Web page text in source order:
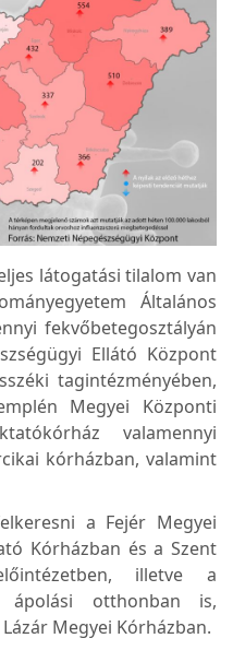
látogatási tilalom van
Általános
fekvőbetegosztályán
Ellátó Központ
tagintézményében,
Megyei Központi
valamennyi
kórházban, valamint
a Fejér Megyei
Kórházban és a Szent
illetve a
ápolási otthonban is,
Megyei Kórházban.